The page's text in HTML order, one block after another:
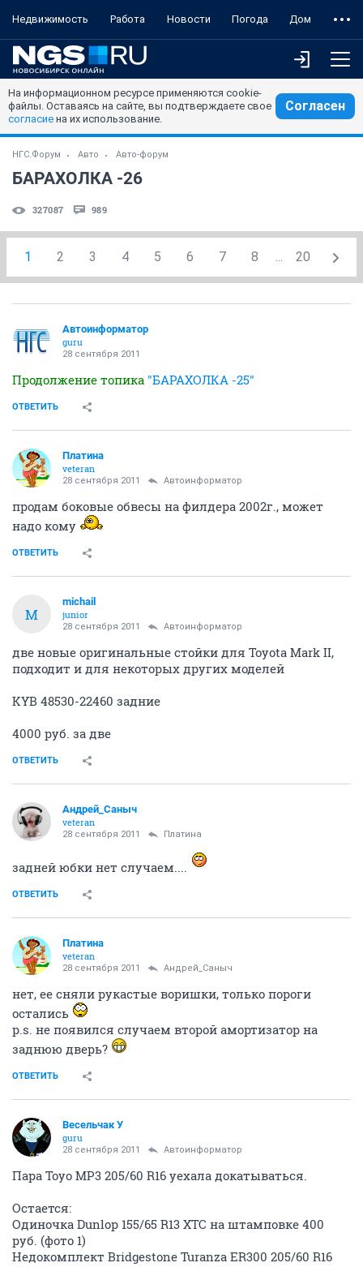
Недвижимость Работа Новости Погода Дом
На информационном ресурсе применяются cookie-
файлы. Оставаясь на сайте, вы подтверждаете свое
согласие на их использование.
Согласен
НГС.Форум Авто Авто-форум
БАРАХОЛКА -26
327087 989
1 2 3 4 5 6 7 8 ... 20
Автоинформатор
guru
28 сентября 2011
Продолжение топика "БАРАХОЛКА -25"
ОТВЕТИТЬ
Платина
veteran
28 сентября 2011 Автоинформатор
продам боковые обвесы на филдера 2002г., может
надо кому
ОТВЕТИТЬ
M
michail
junior
28 сентября 2011 Автоинформатор
две новые оригинальные стойки для Toyota Mark II,
подходит и для некоторых других моделей
KYB 48530-22460 задние
4000 руб. за две
ОТВЕТИТЬ
Андрей_Саныч
veteran
28 сентября 2011 Платина
задней юбки нет случаем....
ОТВЕТИТЬ
Платина
veteran
28 сентября 2011 Андрей_Саныч
нет, ее сняли рукастые воришки, только пороги
остались
p.s. не появился случаем второй амортизатор на
заднюю дверь?
ОТВЕТИТЬ
Весельчак У
guru
28 сентября 2011 Автоинформатор
Пара Toyo MP3 205/60 R16 уехала докатываться.
Остается:
Одиночка Dunlop 155/65 R13 ХТС на штамповке 400
руб. (фото 1)
Недокомплект Bridgestone Turanza ER300 205/60 R16